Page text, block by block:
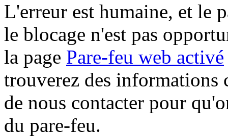
L'erreur est humaine, et le
le blocage n'est pas
la page Pare-feu web activé
trouverez des informations
de nous contacter pour
du pare-feu.